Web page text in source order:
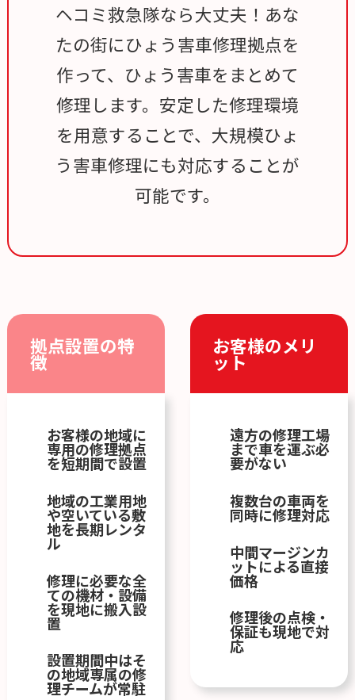
ヘコミ救急隊なら大丈夫！あな
たの街にひょう害車修理拠点を
作って、ひょう害車をまとめて
修理します。安定した修理環境
を用意することで、大規模ひょ
う害車修理にも対応することが
可能です。
拠点設置の特
徴
お客様の地域に
専用の修理拠点
を短期間で設置
地域の工業用地
や空いている敷
地を長期レンタ
ル
修理に必要な全
ての機材・設備
を現地に搬入設
置
設置期間中はそ
の地域専属の修
理チームが常駐
お客様のメリ
ット
遠方の修理工場
まで車を運ぶ必
要がない
複数台の車両を
同時に修理対応
中間マージンカ
ットによる直接
価格
修理後の点検・
保証も現地で対
応